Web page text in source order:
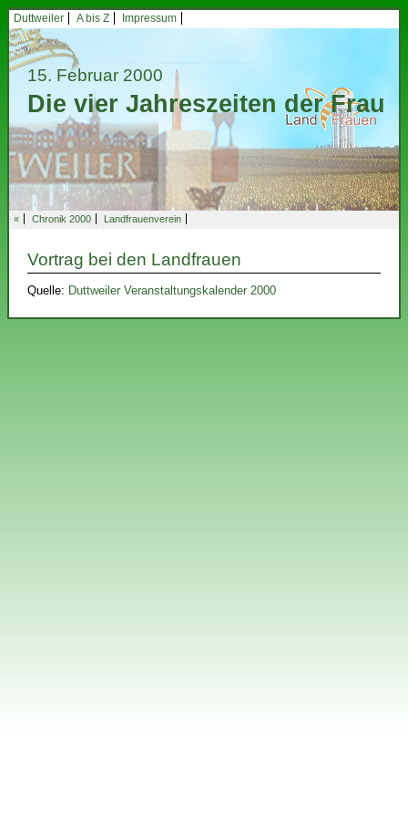
Duttweiler A bis Z Impressum
15. Februar 2000
Die vier Jahreszeiten der Frau
« Chronik 2000 Landfrauenverein
Vortrag bei den Landfrauen
Quelle: Duttweiler Veranstaltungskalender 2000